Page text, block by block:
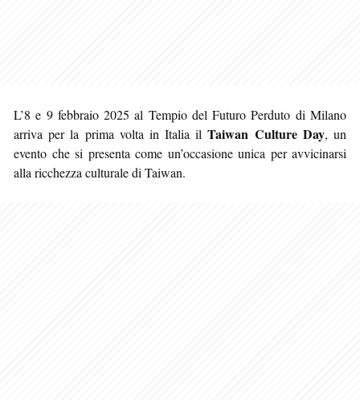
L’8 e 9 febbraio 2025 al Tempio del Futuro Perduto di Milano
arriva per la prima volta in Italia ilTaiwan Culture Day, un
evento che si presenta come un’occasione unica per avvicinarsi
alla ricchezza culturale di Taiwan.